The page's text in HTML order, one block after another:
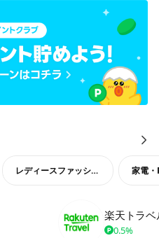
も
と
レディースファッション 家電
楽天トラベ
0.5%